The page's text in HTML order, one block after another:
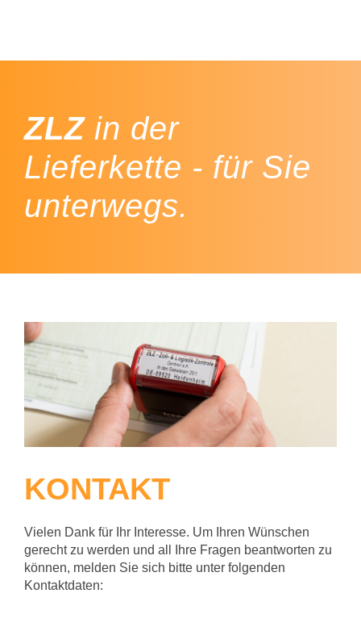
ZLZin der
Lieferkette - für Sie
unterwegs.
KONTAKT
Vielen Dank für Ihr Interesse. Um Ihren Wünschen
gerecht zu werden und all Ihre Fragen beantworten zu
können, melden Sie sich bitte unter folgenden
Kontaktdaten: